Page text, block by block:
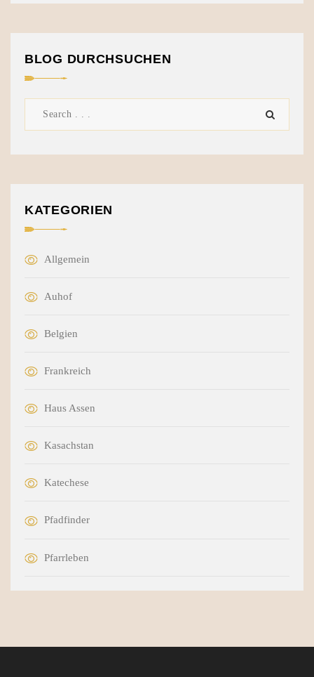
BLOG DURCHSUCHEN
KATEGORIEN
Allgemein
Auhof
Belgien
Frankreich
Haus Assen
Kasachstan
Katechese
Pfadfinder
Pfarrleben